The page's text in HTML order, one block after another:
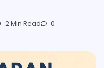
2 Min Read 0